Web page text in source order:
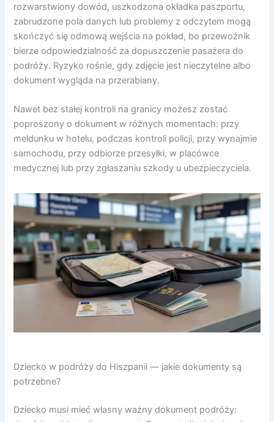
rozwarstwiony dowód, uszkodzona okładka paszportu,
zabrudzone pola danych lub problemy z odczytem mogą
skończyć się odmową wejścia na pokład, bo przewoźnik
bierze odpowiedzialność za dopuszczenie pasażera do
podróży. Ryzyko rośnie, gdy zdjęcie jest nieczytelne albo
dokument wygląda na przerabiany.
Nawet bez stałej kontroli na granicy możesz zostać
poproszony o dokument w różnych momentach: przy
meldunku w hotelu, podczas kontroli policji, przy wynajmie
samochodu, przy odbiorze przesyłki, w placówce
medycznej lub przy zgłaszaniu szkody u ubezpieczyciela.
Dziecko w podróży do Hiszpanii — jakie dokumenty są
potrzebne?
Dziecko musi mieć własny ważny dokument podróży: